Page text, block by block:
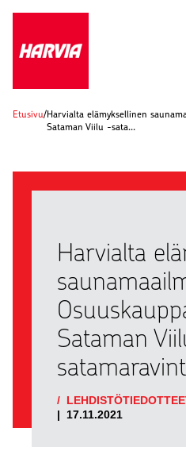
Etusivu/Harvialta elämyksellinen
Sataman Viilu -sata…
Harvialta
Sataman
/
|
17.11.2021